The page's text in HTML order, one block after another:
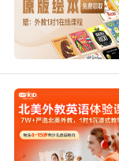
四、家校共育
中扮演关键角
学生学习情况
汇报成绩，还
方面表现。同
解国际课程特
方式，使家长
建立家校沟通